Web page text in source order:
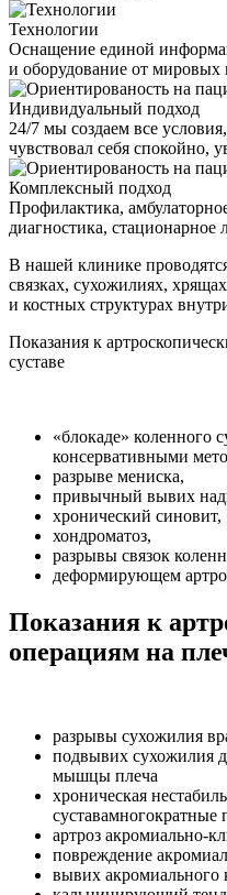
Технологии
Оснащение единой
и оборудование от мировых
Индивидуальный подход
24/7 мы создаем все
чувствовал себя спокойно,
Комплексный подход
Профилактика,
диагностика, стационарное
В нашей клинике
связках, сухожилиях,
и костных структурах
Показания к
суставе
«блокаде» коленного
консервативными
разрыве мениска,
привычный вывих
хронический синовит,
хондроматоз,
разрывы связок
деформирующем
Показания к
операциям на
разрывы сухожилия
подвывих сухожилия
мышцы плеча
хроническая
артроз акромиально-
повреждение
вывих